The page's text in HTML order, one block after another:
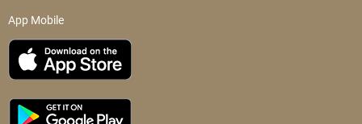
App Mobile